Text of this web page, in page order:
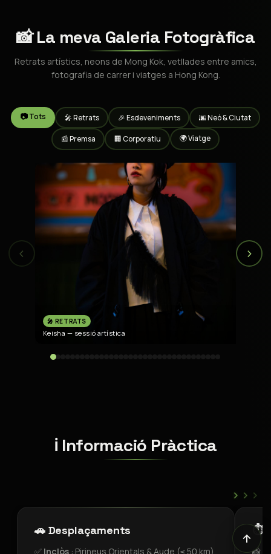
📸 La meva Galeria Fotogràfica
Retrats artístics, neons de Mong Kok, vetllades entre amics,
fotografia de carrer i viatges a Hong Kong.
📷 Tots 🎤 Retrats 🎉 Esdeveniments 🌆 Neó & Ciutat
📰 Premsa 🏢 Corporatiu 🌍 Viatge
‹
🎤 RETRATS
Keisha — sessió artística
›
ℹ️ Informació Pràctica
› › ›
🚗 Desplaçaments
✅ Inclòs : Pirineus Orientals & Aude (≤ 50 km)
⏱️
📸